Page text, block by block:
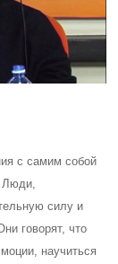
с самим собой
силу и
говорят, что
научиться